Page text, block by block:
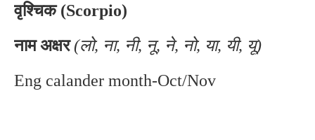
वृश्चिक (Scorpio)
नाम अक्षर (लो, ना, नी, नू, ने, नो, या, यी, यू)
Eng calander month-Oct/Nov